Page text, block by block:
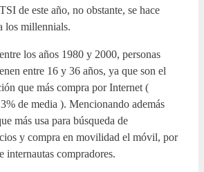
de este año, no obstante, se hace
los millennials.
los años 1980 y 2000, personas
entre 16 y 36 años, ya que son el
que más compra por Internet (
de media ). Mencionando además
más usa para búsqueda de
y compra en movilidad el móvil, por
internautas compradores.